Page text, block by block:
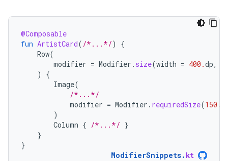
@Composable
fun ArtistCard( /*...*/)
{
Row(
modifier = Modifier . size(width = 400.dp,
)
{
Image(
/*...*/
modifier = Modifier . requiredSize(150.
)
Column { /*...*/ }
}
}
ModifierSnippets. kt